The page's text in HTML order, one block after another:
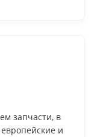
запчасти, в
и